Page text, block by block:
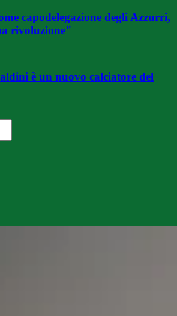
capodelegazione degli Azzurri,
rivoluzione"
è un nuovo calciatore del